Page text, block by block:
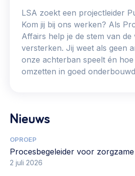
LSA zoekt een projectleider
Kom jij bij ons werken? Als
Affairs help je de stem van de
versterken. Jij weet als geen
onze achterban speelt én hoe
omzetten in goed
Nieuws
OPROEP
Procesbegeleider voor
2 juli 2026